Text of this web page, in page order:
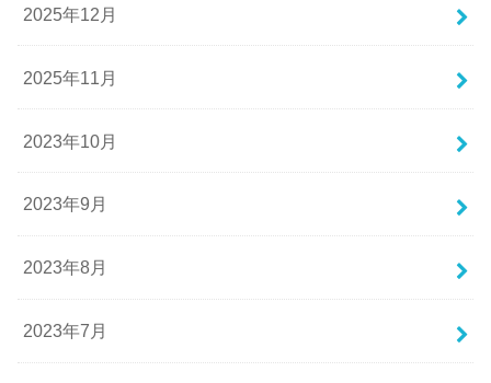
2025年12月
2025年11月
2023年10月
2023年9月
2023年8月
2023年7月